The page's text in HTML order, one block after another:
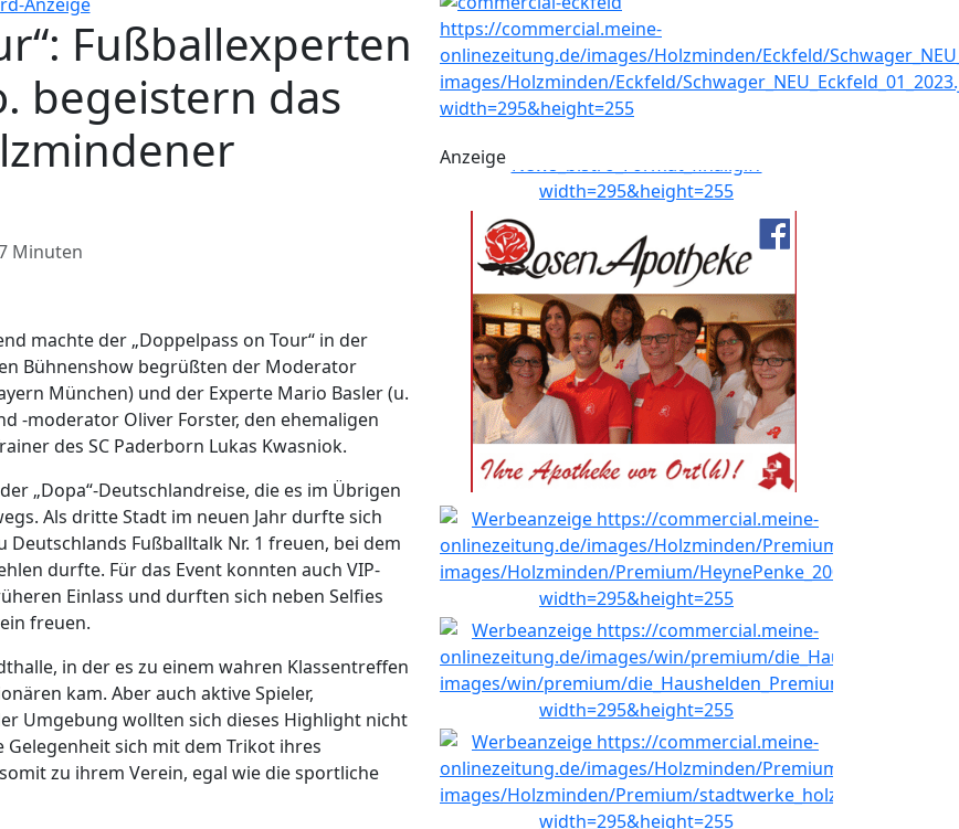
Fußballexperten
begeistern das
Minuten
machte der „Doppelpass on Tour“ in der
Bühnenshow begrüßten der Moderator
München) und der Experte Mario Basler (u.
-moderator Oliver Forster, den ehemaligen
des SC Paderborn Lukas Kwasniok.
„Dopa“-Deutschlandreise, die es im Übrigen
Als dritte Stadt im neuen Jahr durfte sich
Deutschlands Fußballtalk Nr. 1 freuen, bei dem
durfte. Für das Event konnten auch VIP-
Einlass und durften sich neben Selfies
freuen.
in der es zu einem wahren Klassentreffen
kam. Aber auch aktive Spieler,
Umgebung wollten sich dieses Highlight nicht
Gelegenheit sich mit dem Trikot ihres
zu ihrem Verein, egal wie die sportliche
Anzeige